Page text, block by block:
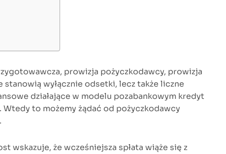
prowizja pożyczkodawcy, prowizja
wyłącznie odsetki, lecz także liczne
działające w modelu pozabankowym kredyt
to możemy żądać od pożyczkodawcy
wskazuje, że wcześniejsza spłata wiąże się z